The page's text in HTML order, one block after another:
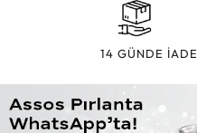
14 GÜNDE İADE